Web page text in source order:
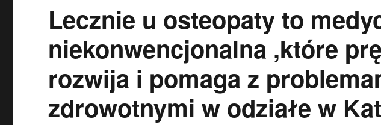
Lecznie u osteopaty to
niekonwencjonalna ,które
rozwija i pomaga z
zdrowotnymi w odziałe w